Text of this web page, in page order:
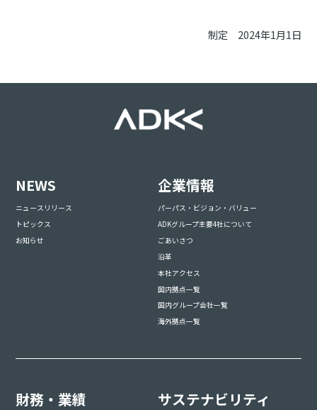
制定 2024年1月1日
NEWS
ニュースリリース
トピックス
お知らせ
企業情報
パーパス・ビジョン・バリュー
ADKグループ主要4社について
ごあいさつ
沿革
本社アクセス
国内拠点一覧
国内グループ会社一覧
海外拠点一覧
財務・業績 サステナビリティ